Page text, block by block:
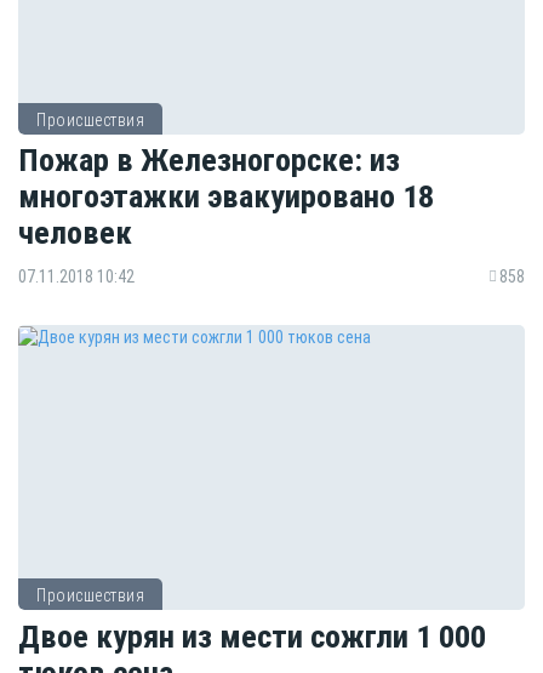
Происшествия
Пожар в Железногорске: из
многоэтажки эвакуировано 18
человек
07.11.2018 10:42 858
Происшествия
Двое курян из мести сожгли 1 000